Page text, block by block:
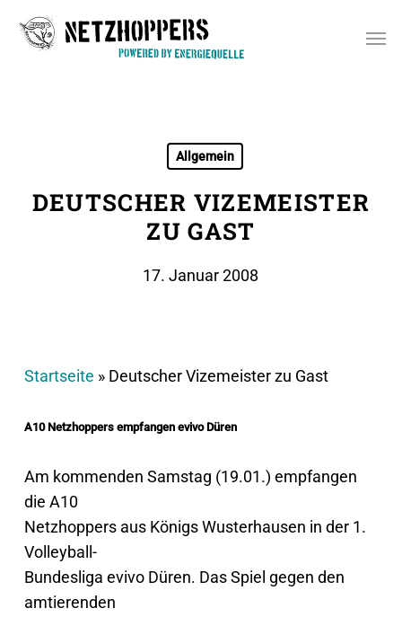
Allgemein
DEUTSCHER VIZEMEISTER
ZU GAST
17. Januar 2008
Startseite » Deutscher Vizemeister zu Gast
A10 Netzhoppers empfangen evivo Düren
Am kommenden Samstag (19.01.) empfangen
die A10
Netzhoppers aus Königs Wusterhausen in der 1.
Volleyball-
Bundesliga evivo Düren. Das Spiel gegen den
amtierenden